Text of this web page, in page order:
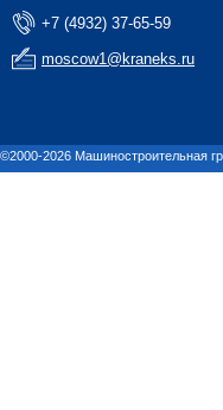
+7 (4932) 37-65-59
moscow1@kraneks.ru
©2000-2026 Машиностроительная